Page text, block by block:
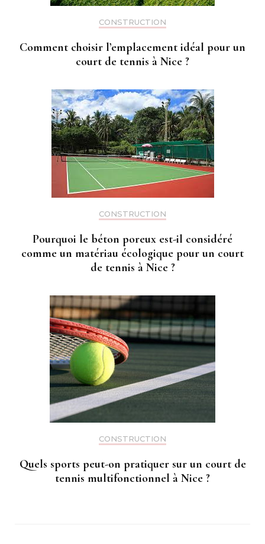
CONSTRUCTION
Comment choisir l’emplacement idéal pour un
court de tennis à Nice ?
CONSTRUCTION
Pourquoi le béton poreux est-il considéré
comme un matériau écologique pour un court
de tennis à Nice ?
CONSTRUCTION
Quels sports peut-on pratiquer sur un court de
tennis multifonctionnel à Nice ?